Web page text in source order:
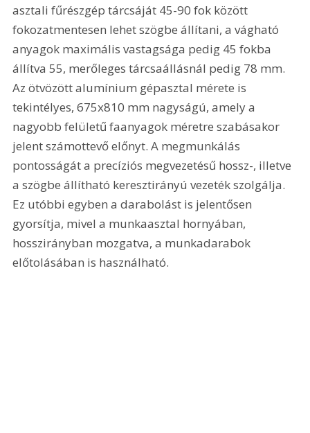
asztali fűrészgép tárcsáját 45-90 fok között
fokozatmentesen lehet szögbe állítani, a vágható
anyagok maximális vastagsága pedig 45 fokba
állítva 55, merőleges tárcsaállásnál pedig 78 mm.
Az ötvözött alumínium gépasztal mérete is
tekintélyes, 675x810 mm nagyságú, amely a
nagyobb felületű faanyagok méretre szabásakor
jelent számottevő előnyt. A megmunkálás
pontosságát a precíziós megvezetésű hossz-, illetve
a szögbe állítható keresztirányú vezeték szolgálja.
Ez utóbbi egyben a darabolást is jelentősen
gyorsítja, mivel a munkaasztal hornyában,
hosszirányban mozgatva, a munkadarabok
előtolásában is használható.